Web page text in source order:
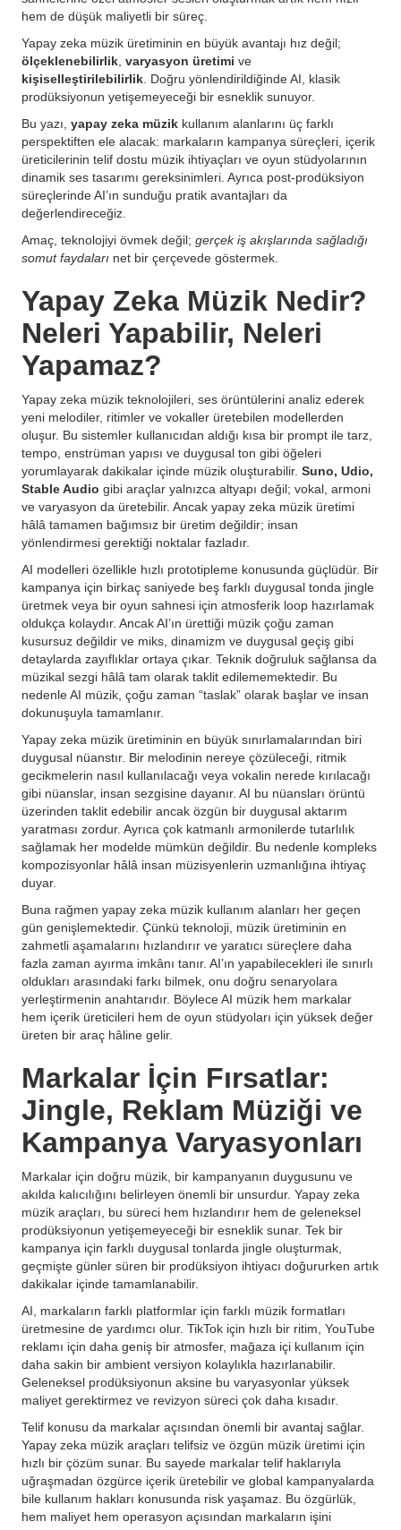
hem de düşük maliyetli bir süreç.
Yapay zeka müzik üretiminin en büyük avantajı hız değil;
ölçeklenebilirlik varyasyon üretimi ve
kişiselleştirilebilirlik . Doğru yönlendirildiğinde AI, klasik
prodüksiyonun yetişemeyeceği bir esneklik sunuyor.
Bu yazı, yapay zeka müzik kullanım alanlarını üç farklı
perspektiften ele alacak: markaların kampanya süreçleri, içerik
üreticilerinin telif dostu müzik ihtiyaçları ve oyun stüdyolarının
dinamik ses tasarımı gereksinimleri. Ayrıca post-prodüksiyon
süreçlerinde AI’ın sunduğu pratik avantajları da
değerlendireceğiz.
Amaç, teknolojiyi övmek değil; gerçek iş akışlarında sağladığı
somut faydaları net bir çerçevede göstermek.
Yapay Zeka Müzik Nedir?
Neleri Yapabilir, Neleri
Yapamaz?
Yapay zeka müzik teknolojileri, ses örüntülerini analiz ederek
yeni melodiler, ritimler ve vokaller üretebilen modellerden
oluşur. Bu sistemler kullanıcıdan aldığı kısa bir prompt ile tarz,
tempo, enstrüman yapısı ve duygusal ton gibi öğeleri
yorumlayarak dakikalar içinde müzik oluşturabilir. Suno, Udio,
Stable Audio gibi araçlar yalnızca altyapı değil; vokal, armoni
ve varyasyon da üretebilir. Ancak yapay zeka müzik üretimi
hâlâ tamamen bağımsız bir üretim değildir; insan
yönlendirmesi gerektiği noktalar fazladır.
AI modelleri özellikle hızlı prototipleme konusunda güçlüdür. Bir
kampanya için birkaç saniyede beş farklı duygusal tonda jingle
üretmek veya bir oyun sahnesi için atmosferik loop hazırlamak
oldukça kolaydır. Ancak AI’ın ürettiği müzik çoğu zaman
kusursuz değildir ve miks, dinamizm ve duygusal geçiş gibi
detaylarda zayıflıklar ortaya çıkar. Teknik doğruluk sağlansa da
müzikal sezgi hâlâ tam olarak taklit edilememektedir. Bu
nedenle AI müzik, çoğu zaman “taslak” olarak başlar ve insan
dokunuşuyla tamamlanır.
Yapay zeka müzik üretiminin en büyük sınırlamalarından biri
duygusal nüanstır. Bir melodinin nereye çözüleceği, ritmik
gecikmelerin nasıl kullanılacağı veya vokalin nerede kırılacağı
gibi nüanslar, insan sezgisine dayanır. AI bu nüansları örüntü
üzerinden taklit edebilir ancak özgün bir duygusal aktarım
yaratması zordur. Ayrıca çok katmanlı armonilerde tutarlılık
sağlamak her modelde mümkün değildir. Bu nedenle kompleks
kompozisyonlar hâlâ insan müzisyenlerin uzmanlığına ihtiyaç
duyar.
Buna rağmen yapay zeka müzik kullanım alanları her geçen
gün genişlemektedir. Çünkü teknoloji, müzik üretiminin en
zahmetli aşamalarını hızlandırır ve yaratıcı süreçlere daha
fazla zaman ayırma imkânı tanır. AI’ın yapabilecekleri ile sınırlı
oldukları arasındaki farkı bilmek, onu doğru senaryolara
yerleştirmenin anahtarıdır. Böylece AI müzik hem markalar
hem içerik üreticileri hem de oyun stüdyoları için yüksek değer
üreten bir araç hâline gelir.
Markalar İçin Fırsatlar:
Jingle, Reklam Müziği ve
Kampanya Varyasyonları
Markalar için doğru müzik, bir kampanyanın duygusunu ve
akılda kalıcılığını belirleyen önemli bir unsurdur. Yapay zeka
müzik araçları, bu süreci hem hızlandırır hem de geleneksel
prodüksiyonun yetişemeyeceği bir esneklik sunar. Tek bir
kampanya için farklı duygusal tonlarda jingle oluşturmak,
geçmişte günler süren bir prodüksiyon ihtiyacı doğururken artık
dakikalar içinde tamamlanabilir.
AI, markaların farklı platformlar için farklı müzik formatları
üretmesine de yardımcı olur. TikTok için hızlı bir ritim, YouTube
reklamı için daha geniş bir atmosfer, mağaza içi kullanım için
daha sakin bir ambient versiyon kolaylıkla hazırlanabilir.
Geleneksel prodüksiyonun aksine bu varyasyonlar yüksek
maliyet gerektirmez ve revizyon süreci çok daha kısadır.
Telif konusu da markalar açısından önemli bir avantaj sağlar.
Yapay zeka müzik araçları telifsiz ve özgün müzik üretimi için
hızlı bir çözüm sunar. Bu sayede markalar telif haklarıyla
uğraşmadan özgürce içerik üretebilir ve global kampanyalarda
bile kullanım hakları konusunda risk yaşamaz. Bu özgürlük,
hem maliyet hem operasyon açısından markaların işini